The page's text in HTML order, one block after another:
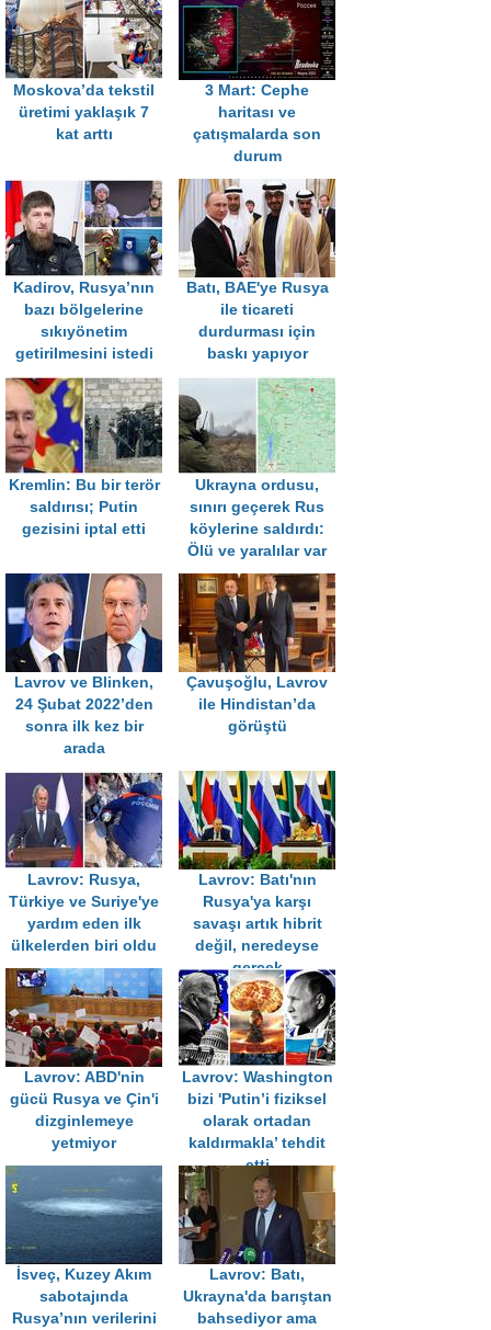
Moskova’da tekstil
üretimi yaklaşık 7
kat arttı
3 Mart: Cephe
haritası ve
çatışmalarda son
durum
Kadirov, Rusya’nın
bazı bölgelerine
sıkıyönetim
getirilmesini istedi
Batı, BAE'ye Rusya
ile ticareti
durdurması için
baskı yapıyor
Kremlin: Bu bir terör
saldırısı; Putin
gezisini iptal etti
Ukrayna ordusu,
sınırı geçerek Rus
köylerine saldırdı:
Ölü ve yaralılar var
Lavrov ve Blinken,
24 Şubat 2022’den
sonra ilk kez bir
arada
Çavuşoğlu, Lavrov
ile Hindistan’da
görüştü
Lavrov: Rusya,
Türkiye ve Suriye'ye
yardım eden ilk
ülkelerden biri oldu
Lavrov: Batı'nın
Rusya'ya karşı
savaşı artık hibrit
değil, neredeyse
gerçek
Lavrov: ABD'nin
gücü Rusya ve Çin'i
dizginlemeye
yetmiyor
Lavrov: Washington
bizi 'Putin’i fiziksel
olarak ortadan
kaldırmakla’ tehdit
etti
İsveç, Kuzey Akım
sabotajında
Rusya’nın verilerini
Lavrov: Batı,
Ukrayna'da barıştan
bahsediyor ama